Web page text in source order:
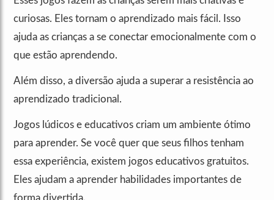
curiosas. Eles tornam o aprendizado mais fácil. Isso
ajuda as crianças a se conectar emocionalmente com o
que estão aprendendo.
Além disso, a diversão ajuda a superar a resistência ao
aprendizado tradicional.
Jogos lúdicos e educativos criam um ambiente ótimo
para aprender. Se você quer que seus filhos tenham
essa experiência, existem jogos educativos gratuitos.
Eles ajudam a aprender habilidades importantes de
forma divertida.